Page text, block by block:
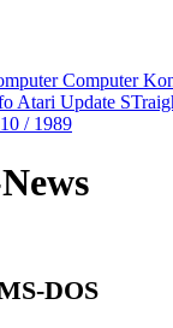
Computer
Atari Update
/ 1989
DOS